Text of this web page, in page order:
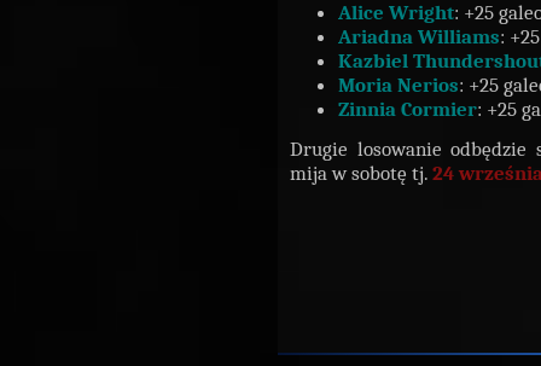
Alice Wright: +25
Ariadna Williams:
Kazbiel
Moria Nerios: +25
Zinnia Cormier: +25
Drugie losowanie odbędzie
mija w sobotę tj. 24